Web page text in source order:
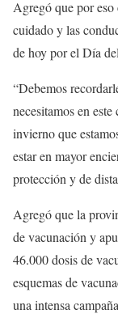
Agregó que por eso
cuidado y las
de hoy por el Día
“Debemos
necesitamos en
invierno que
estar en mayor
protección y de
Agregó que la
de vacunación y
46.000 dosis de
esquemas de
una intensa